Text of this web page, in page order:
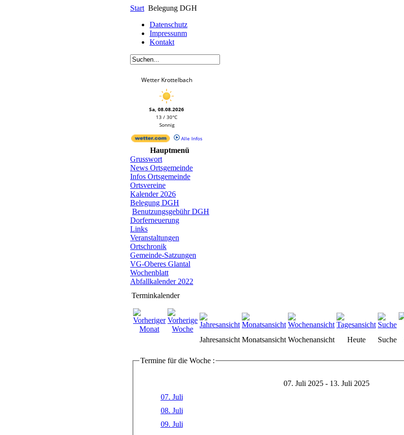
Start Belegung DGH
Datenschutz
Impressunm
Kontakt
Wetter Krottelbach
Sa, 08.08.2026
13 / 30°C
Sonnig
Alle Infos
Hauptmenü
Grusswort
News Ortsgemeinde
Infos Ortsgemeinde
Ortsvereine
Kalender 2026
Belegung DGH
Benutzungsgebühr DGH
Dorferneuerung
Links
Veranstaltungen
Ortschronik
Gemeinde-Satzungen
VG-Oberes Glantal
Wochenblatt
Abfallkalender 2022
Terminkalender
Jahresansicht Monatsansicht Wochenansicht Heute Suche
Termine für die Woche :
07. Juli 2025 - 13. Juli 2025
07. Juli
08. Juli
09. Juli